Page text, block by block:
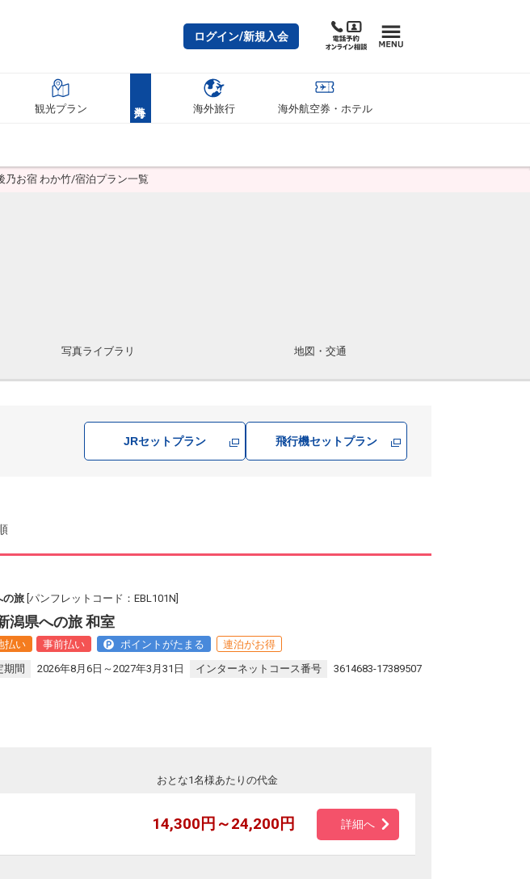
ログイン/新規入会
観光プラン 海外旅行 海外航空券・ホテル
乃お宿 わか竹/宿泊プラン一覧
写真ライブラリ 地図・交通
JRセットプラン 飛行機セットプラン
の旅 [パンフレットコード：EBL101N]
潟県への旅 和室
払い 事前払い ポイントがたまる
連泊がお得
期間
2026年8月6日～2027年3月31日 インターネットコース番号 3614683-17389507
おとな1名様あたりの代金
14,300円～24,200円 詳細へ